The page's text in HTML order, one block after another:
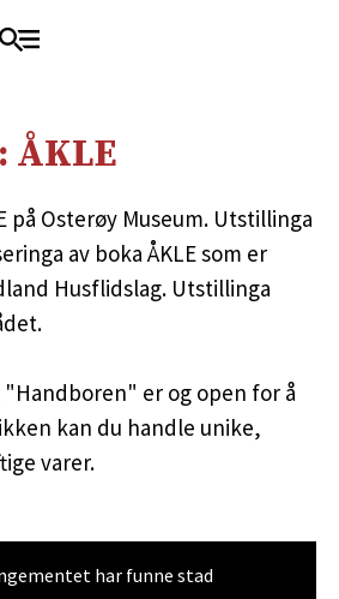
på Osterøy Museum. Utstillinga
av boka ÅKLE som er
Husflidslag. Utstillinga
er og open for å
kan du handle unike,
varer.
har funne stad